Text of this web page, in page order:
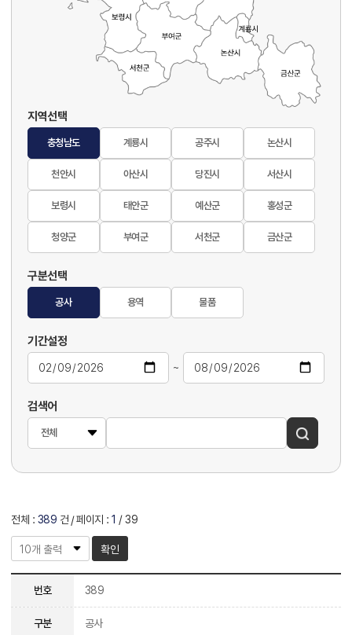
지역선택
충청남도 계룡시 공주시 논산시
천안시 아산시 당진시 서산시
보령시 태안군 예산군 홍성군
청양군 부여군 서천군 금산군
구분선택
공사 용역 물품
기간설정
~
검색어
전체 : 389 건 페이지 : 1 / 39
확인
번호 389
구분 공사